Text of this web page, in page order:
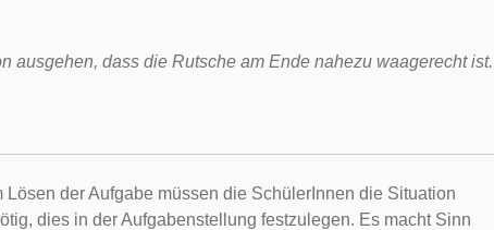
ausgehen, dass die Rutsche am Ende nahezu waagerecht ist.
der Aufgabe müssen die SchülerInnen die Situation
dies in der Aufgabenstellung festzulegen. Es macht Sinn